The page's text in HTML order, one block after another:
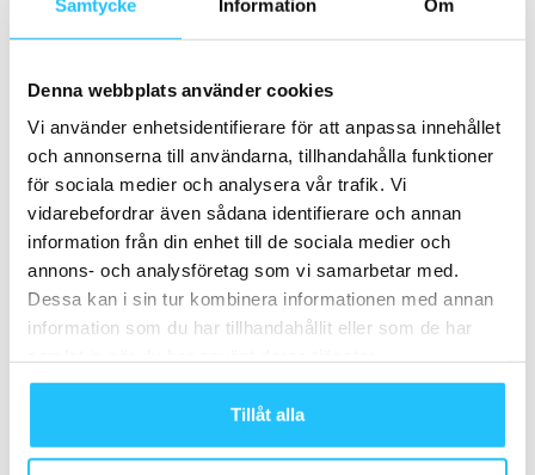
Samtycke Information Om
Denna webbplats använder cookies
Vi använder enhetsidentifierare för att anpassa innehållet
och annonserna till användarna, tillhandahålla funktioner
för sociala medier och analysera vår trafik. Vi
vidarebefordrar även sådana identifierare och annan
information från din enhet till de sociala medier och
annons- och analysföretag som vi samarbetar med.
Dessa kan i sin tur kombinera informationen med annan
information som du har tillhandahållit eller som de har
Tillåt alla
styrketräning i veckan kopplas till
längre liv
Samarbete